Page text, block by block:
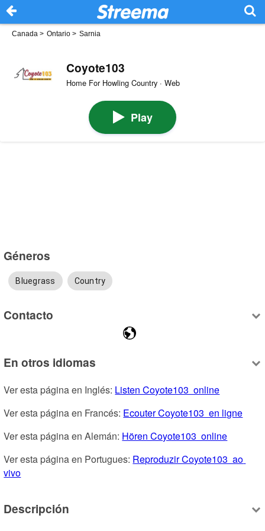
Canada > Ontario > Sarnia
Coyote103
Home For Howling Country · Web
Play
Géneros
Bluegrass Country
Contacto
En otros idiomas
Ver esta página en Inglés: Listen Coyote103  online
Ver esta página en Francés: Ecouter Coyote103  en ligne
Ver esta página en Alemán: Hören Coyote103  online
Ver esta página en Portugues: Reproduzir Coyote103  ao
vivo
Descripción